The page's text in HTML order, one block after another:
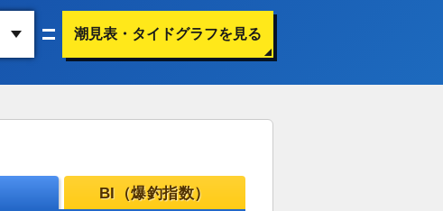
潮見表・タイドグラフを見る
BI（爆釣指数）